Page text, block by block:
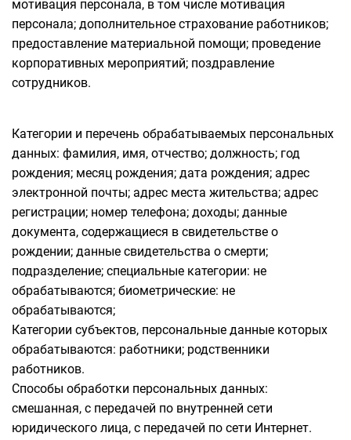
мотивация персонала, в том числе мотивация
персонала; дополнительное страхование работников;
предоставление материальной помощи; проведение
корпоративных мероприятий; поздравление
сотрудников.
Категории и перечень обрабатываемых персональных
данных: фамилия, имя, отчество; должность; год
рождения; месяц рождения; дата рождения; адрес
электронной почты; адрес места жительства; адрес
регистрации; номер телефона; доходы; данные
документа, содержащиеся в свидетельстве о
рождении; данные свидетельства о смерти;
подразделение; специальные категории: не
обрабатываются; биометрические: не
обрабатываются;
Категории субъектов, персональные данные которых
обрабатываются: работники; родственники
работников.
Способы обработки персональных данных:
смешанная, с передачей по внутренней сети
юридического лица, с передачей по сети Интернет.